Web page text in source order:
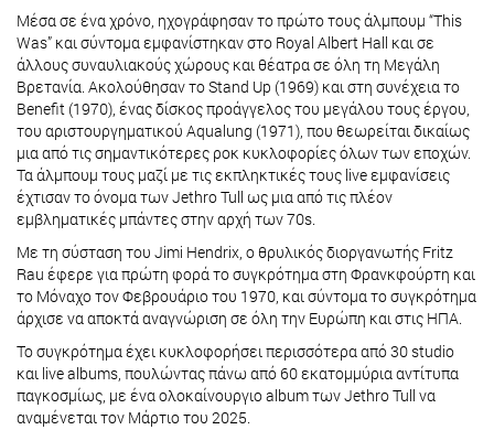
Μέσα σε ένα χρόνο, ηχογράφησαν το πρώτο τους άλμπουμ “This
Was” και σύντομα εμφανίστηκαν στο Royal Albert Hall και σε
άλλους συναυλιακούς χώρους και θέατρα σε όλη τη Μεγάλη
Βρετανία. Ακολούθησαν το Stand Up (1969) και στη συνέχεια το
Benefit (1970), ένας δίσκος προάγγελος του μεγάλου τους έργου,
του αριστουργηματικού Aqualung (1971), που θεωρείται δικαίως
μια από τις σημαντικότερες ροκ κυκλοφορίες όλων των εποχών.
Τα άλμπουμ τους μαζί με τις εκπληκτικές τους live εμφανίσεις
έχτισαν το όνομα των Jethro Tull ως μια από τις πλέον
εμβληματικές μπάντες στην αρχή των 70s.
Με τη σύσταση του Jimi Hendrix, ο θρυλικός διοργανωτής Fritz
Rau έφερε για πρώτη φορά το συγκρότημα στη Φρανκφούρτη και
το Μόναχο τον Φεβρουάριο του 1970, και σύντομα το συγκρότημα
άρχισε να αποκτά αναγνώριση σε όλη την Ευρώπη και στις ΗΠΑ.
Το συγκρότημα έχει κυκλοφορήσει περισσότερα από 30 studio
και live albums, πουλώντας πάνω από 60 εκατομμύρια αντίτυπα
παγκοσμίως, με ένα ολοκαίνουργιο album των Jethro Tull να
αναμένεται τον Μάρτιο του 2025.